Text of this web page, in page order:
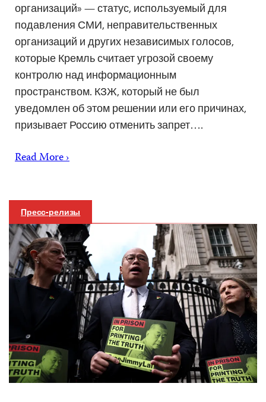
организаций» — статус, используемый для
подавления СМИ, неправительственных
организаций и других независимых голосов,
которые Кремль считает угрозой своему
контролю над информационным
пространством. КЗЖ, который не был
уведомлен об этом решении или его причинах,
призывает Россию отменить запрет….
Read More ›
Пресс-релизы